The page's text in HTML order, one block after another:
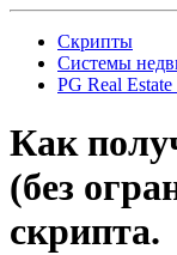
Скрипты
Системы
PG Real
Как
(без
скрипта.